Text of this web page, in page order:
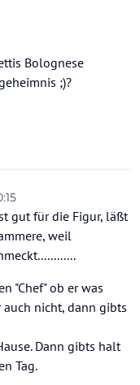
Bolognese
;)?
gut für die Figur, läßt
weil
"Chef" ob er was
nicht, dann gibts
Dann gibts halt
Tag.